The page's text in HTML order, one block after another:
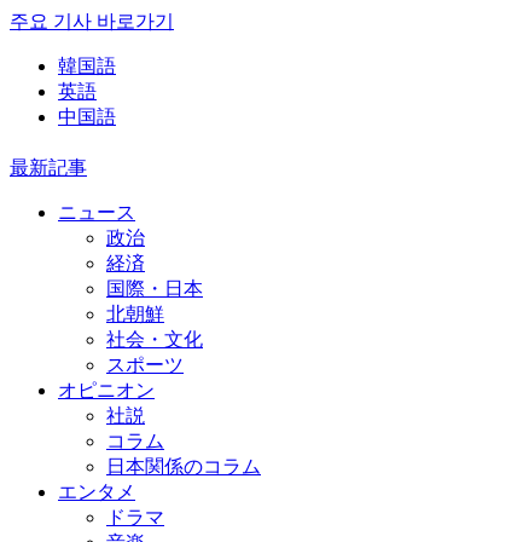
주요 기사 바로가기
韓国語
英語
中国語
最新記事
ニュース
政治
経済
国際・日本
北朝鮮
社会・文化
スポーツ
オピニオン
社説
コラム
日本関係のコラム
エンタメ
ドラマ